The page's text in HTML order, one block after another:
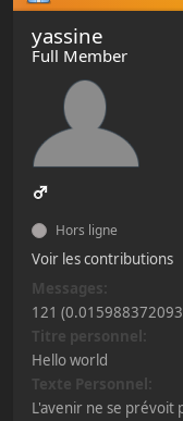
yassine
Full Member
Hors ligne
Voir les contributions
Messages:
121
Titre personnel:
Hello world
Texte Personnel:
L'avenir ne se prévoit